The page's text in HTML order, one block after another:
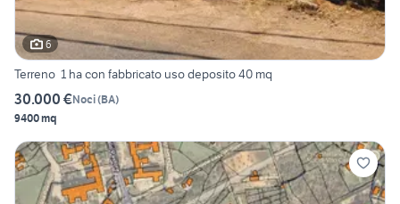
6
Terreno 1 ha con fabbricato uso deposito 40 mq
30.000 €Noci(BA)
9400 mq